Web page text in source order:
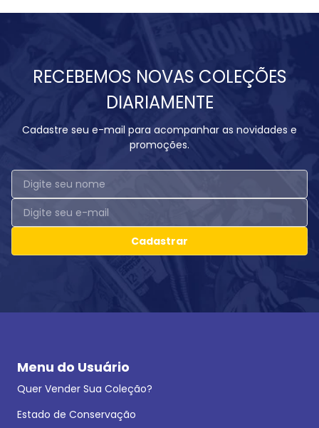
RECEBEMOS NOVAS COLEÇÕES
DIARIAMENTE
Cadastre seu e-mail para acompanhar as novidades e
promoções.
Cadastrar
Menu do Usuário
Quer Vender Sua Coleção?
Estado de Conservação